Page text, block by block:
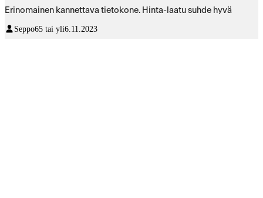
Erinomainen kannettava tietokone. Hinta-laatu suhde hyvä
Seppo65 tai yli6.11.2023